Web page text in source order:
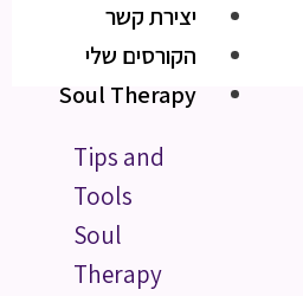
יצירת קשר
הקורסים שלי
Soul Therapy
Tips and
Tools
Soul
Therapy